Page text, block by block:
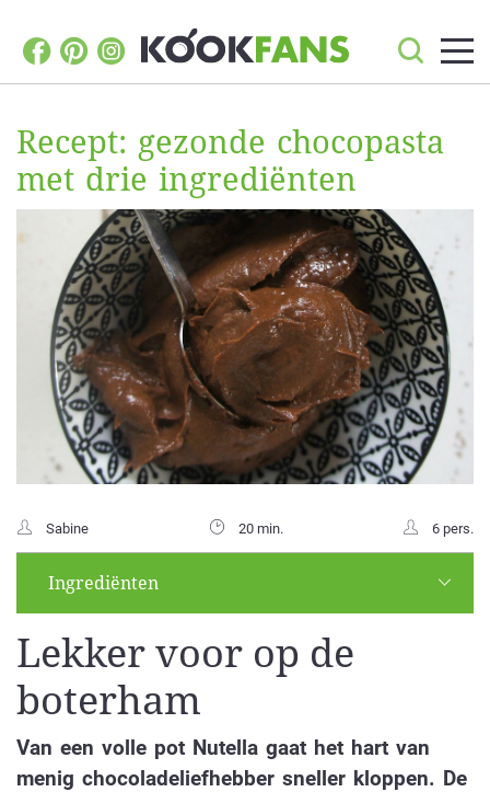
Recept: gezonde chocopasta
met drie ingrediënten
Sabine 20 min. 6 pers.
Ingrediënten
Lekker voor op de
boterham
Van een volle pot Nutella gaat het hart van
menig chocoladeliefhebber sneller kloppen. De